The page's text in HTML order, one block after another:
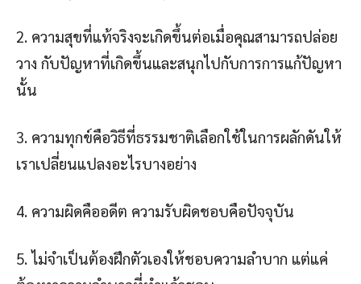
2. ความสุขที่แท้จริงจะเกิดขึ้นต่อเมื่อคุณสามารถปล่อย
วาง กับปัญหาที่เกิดขึ้นและสนุกไปกับการการแก้ปัญหา
นั้น
3. ความทุกข์คือวิธีที่ธรรมชาติเลือกใช้ในการผลักดันให้
เราเปลี่ยนแปลงอะไรบางอย่าง
4. ความผิดคืออดีต ความรับผิดชอบคือปัจจุบัน
5. ไม่จำเป็นต้องฝึกตัวเองให้ชอบความลำบาก แต่แค่